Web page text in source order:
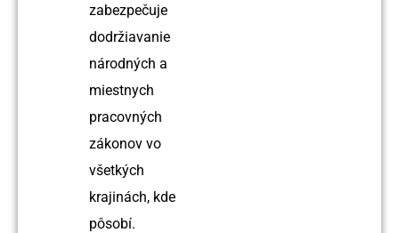
zabezpečuje
dodržiavanie
národných a
miestnych
pracovných
zákonov vo
všetkých
krajinách, kde
pôsobí.